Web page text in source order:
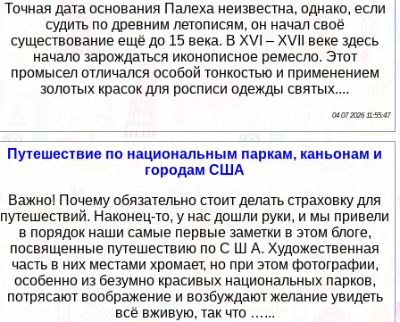
Точная дата основания Палеха неизвестна, однако, если
судить по древним летописям, он начал своё
существование ещё до 15 века. В XVI – XVII веке здесь
начало зарождаться иконописное ремесло. Этот
промысел отличался особой тонкостью и применением
золотых красок для росписи одежды святых....
04 07 2026 11:55:47
Путешествие по национальным паркам, каньонам и
городам США
Важно! Почему обязательно стоит делать страховку для
путешествий. Наконец-то, у нас дошли руки, и мы привели
в порядок наши самые первые заметки в этом блоге,
посвященные путешествию по С Ш А. Художественная
часть в них местами хромает, но при этом фотографии,
особенно из безумно красивых национальных парков,
потрясают воображение и возбуждают желание увидеть
всё вживую, так что …...